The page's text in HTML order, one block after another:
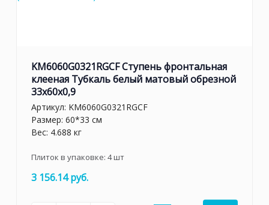
KM6060G0321RGCF Ступень фронтальная
клееная Тубкаль белый матовый обрезной
33x60x0,9
Артикул: KM6060G0321RGCF
Размер: 60*33 см
Вес: 4.688 кг
Плиток в упаковке: 4шт
3 156.14 руб.